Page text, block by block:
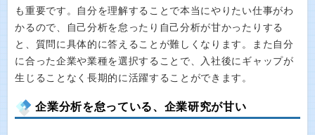
も重要です。自分を理解することで本当にやりたい仕事がわ
かるので、自己分析を怠ったり自己分析が甘かったりする
と、質問に具体的に答えることが難しくなります。また自分
に合った企業や業種を選択することで、入社後にギャップが
生じることなく長期的に活躍することができます。
企業分析を怠っている、企業研究が甘い